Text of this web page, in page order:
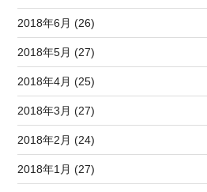
2018年6月 (26)
2018年5月 (27)
2018年4月 (25)
2018年3月 (27)
2018年2月 (24)
2018年1月 (27)